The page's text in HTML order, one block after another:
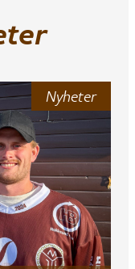
Nyheter